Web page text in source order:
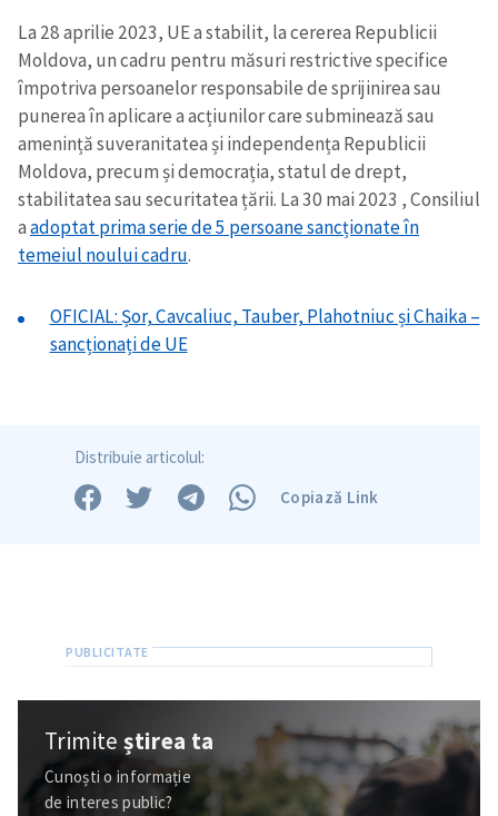
La 28 aprilie 2023, UE a stabilit, la cererea Republicii
Moldova, un cadru pentru măsuri restrictive specifice
împotriva persoanelor responsabile de sprijinirea sau
punerea în aplicare a acțiunilor care subminează sau
amenință suveranitatea și independența Republicii
Moldova, precum și democrația, statul de drept,
stabilitatea sau securitatea țării. La 30 mai 2023 , Consiliul
aadoptat prima serie de 5 persoane sancționate în
temeiul noului cadru.
OFICIAL: Șor, Cavcaliuc, Tauber, Plahotniuc și Chaika –
sancționați de UE
Distribuie articolul:
Copiază Link
Trimiteștirea ta
Cunoști o informație
de interes public?